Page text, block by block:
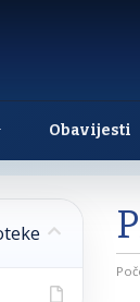
Obavijesti